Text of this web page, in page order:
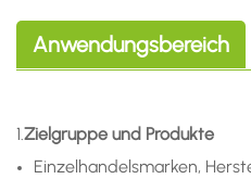
Anwendungsbereich
1.Zielgruppe und Produkte
Einzelhandelsmarken,